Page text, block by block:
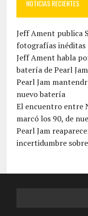
NOTICIAS RECIENTES
Jeff Ament publica
fotografías inéditas
Jeff Ament habla
batería de Pearl Jam
Pearl Jam
nuevo batería
El encuentro entre
marcó los 90, de
Pearl Jam
incertidumbre